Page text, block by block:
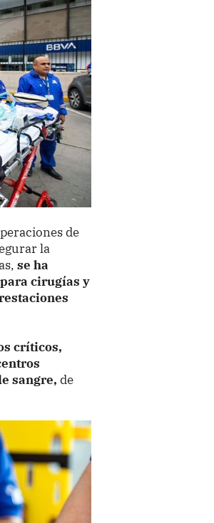
de
la
se ha
cirugías y
críticos,
sangre, de